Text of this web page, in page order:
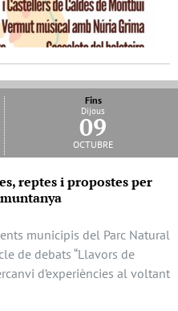
Fins
Dijous
09
octubre
reptes i propostes per
municipis del Parc Natural
de debats “Llavors de
d’experiències al voltant